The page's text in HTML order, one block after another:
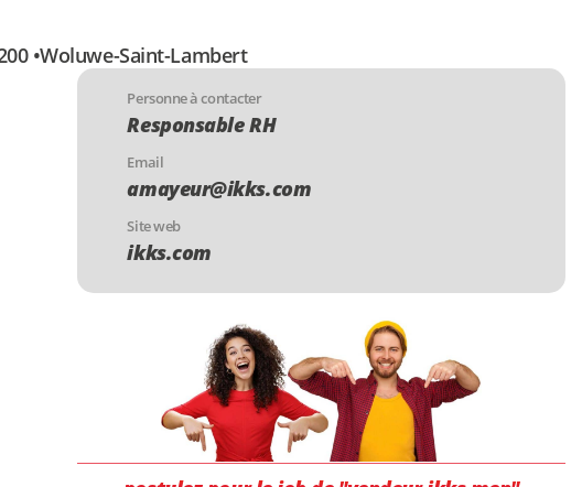
•Woluwe-Saint-Lambert
Personne à contacter
Responsable RH
Email
amayeur@ikks.com
Site web
ikks.com